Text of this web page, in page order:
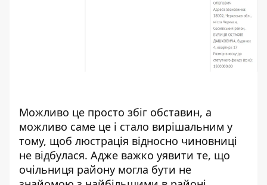
Можливо це просто збіг обставин, а
можливо саме це і стало вирішальним у
тому, щоб люстрація відносно чиновниці
не відбулася. Адже важко уявити те, що
очільниця району могла бути не